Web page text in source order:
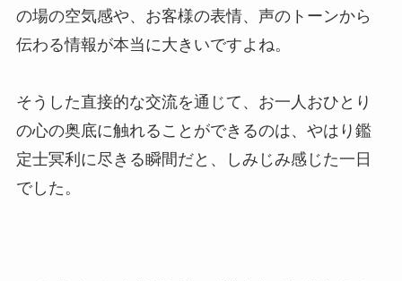
の場の空気感や、お客様の表情、声のトーンから
伝わる情報が本当に大きいですよね。
そうした直接的な交流を通じて、お一人おひとり
の心の奥底に触れることができるのは、やはり鑑
定士冥利に尽きる瞬間だと、しみじみ感じた一日
でした。